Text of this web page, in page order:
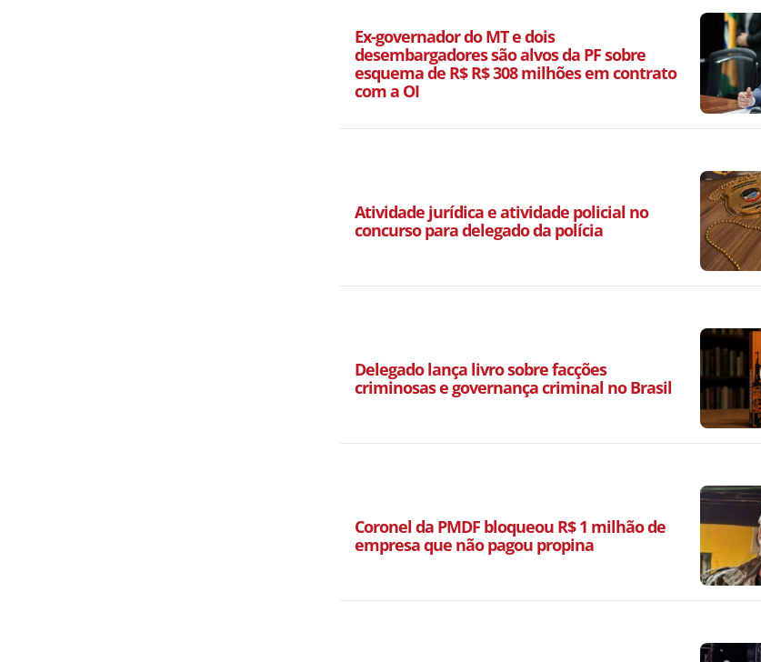
Ex-governador do MT e dois
desembargadores são alvos da PF sobre
esquema de R$ R$ 308 milhões em contrato
com a OI
Atividade jurídica e atividade policial no
concurso para delegado da polícia
Delegado lança livro sobre facções
criminosas e governança criminal no Brasil
Coronel da PMDF bloqueou R$ 1 milhão de
empresa que não pagou propina